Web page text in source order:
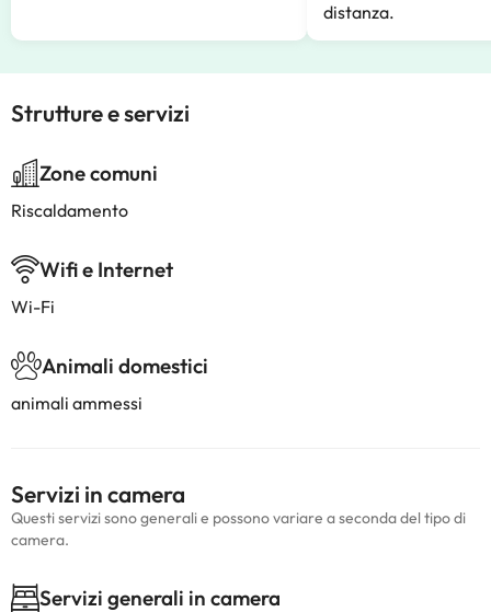
distanza.
Strutture e servizi
Zone comuni
Riscaldamento
Wifi e Internet
Wi-Fi
Animali domestici
animali ammessi
Servizi in camera
Questi servizi sono generali e possono variare a seconda del tipo di
camera.
Servizi generali in camera